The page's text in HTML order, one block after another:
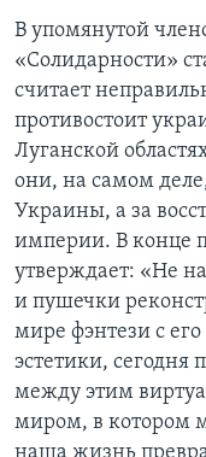
В упомянутой
«Солидарности»
считает
противостоит
Луганской
они, на самом
Украины, а за
империи. В конце
утверждает: «Не
и пушечки
мире фэнтези с
эстетики, сегодня
между этим
миром, в котором